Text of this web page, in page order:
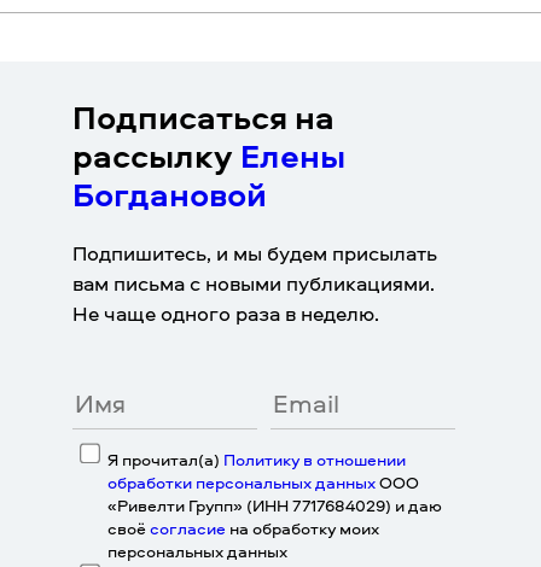
Подписаться на
рассылку Елены
Богдановой
Подпишитесь, и мы будем присылать
вам письма с новыми публикациями.
Не чаще одного раза в неделю.
Я прочитал(а) Политику в отношении
обработки персональных данныхООО
«Ривелти Групп» (ИНН 7717684029) и даю
своёсогласие на обработку моих
персональных данных